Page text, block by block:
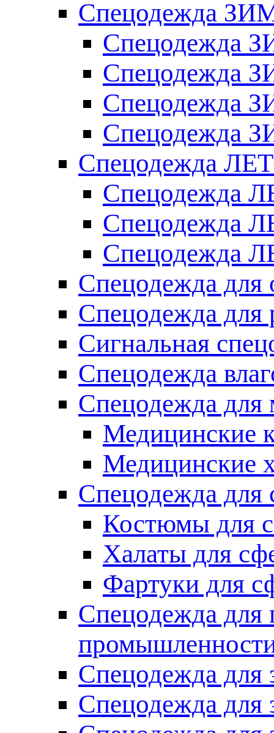
Спецодежда
Спецодежда
Спецодежда
Спецодежда
Спецодежда
Спецодежда
Спецодежда
Спецодежда
Спецодежда
Спецодежда для
Спецодежда для
Сигнальная
Спецодежда
Спецодежда
Медицинские
Медицинские
Спецодежда для
Костюмы для
Халаты для
Фартуки для
Спецодежда для
Спецодежда для
Спецодежда для